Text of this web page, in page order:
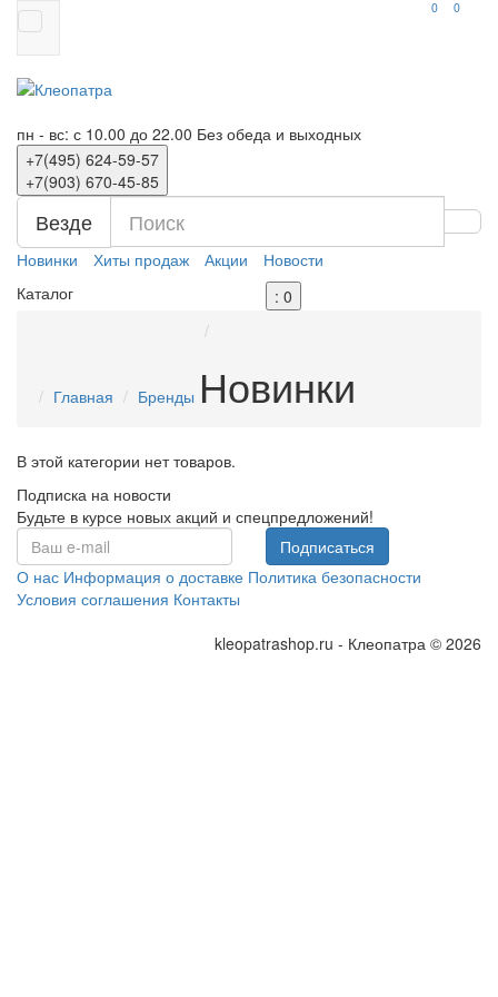
0 0
пн - вс: с 10.00 до 22.00 Без обеда и выходных
+7(495) 624-59-57
+7(903) 670-45-85
Везде
Новинки Хиты продаж Акции
Новости
Каталог
: 0
Главная Бренды Новинки
В этой категории нет товаров.
Подписка на новости
Будьте в курсе новых акций и спецпредложений!
Подписаться
О нас Информация о доставке Политика безопасности
Условия соглашения Контакты
kleopatrashop.ru - Клеопатра © 2026